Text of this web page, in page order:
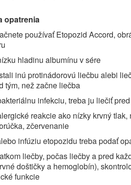
opatrenia
používaťEtopozid Accord,
hladinu albumínu v sére
inú protinádorovú liečbu alebi
tým, než začne liečba
infekciu, treba ju liečiť
reakcie ako nízky krvný
zčervenanie
infúziu etopozidu treba podať
liečby, počas liečby a pred
doštičky a hemoglobín),
funkcie